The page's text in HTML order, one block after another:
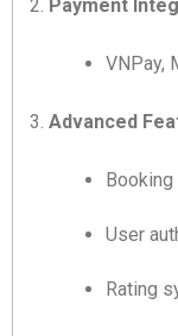
Payment
VNPay,
Advanced
User
Rating